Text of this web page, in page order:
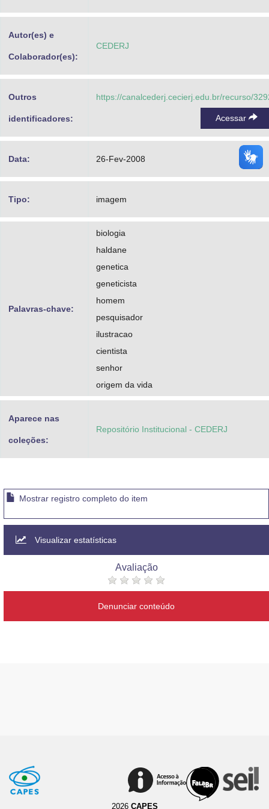
Advocacia-Geral da União
Banco Central do Brasil
Autor(es) e
Colaborador(es):
CEDERJ
Outros
identificadores:
https://canalcederj.cecierj.edu.br/recurso/
Acessar
Data: 26-Fev-2008
Tipo: imagem
Palavras-chave:
biologia
haldane
genetica
geneticista
homem
pesquisador
ilustracao
cientista
senhor
origem da vida
Aparece nas
coleções:
Repositório Institucional - CEDERJ
Mostrar registro completo do item
Visualizar estatísticas
Avaliação
Denunciar conteúdo
2026 CAPES